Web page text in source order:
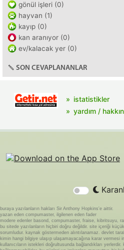
gönül işleri (0)
hayvan (1)
kayıp (0)
kan aranıyor (0)
ev/kalacak yer (0)
SON CEVAPLANANLAR
istatistikler
yardım /
buraya yazılanların hakları Sir Anthony Hopkins'e aittir.
yazan eden compumaster, ilgilenen eden fader
modere edenler basond, compumaster, fraise, kibritsuyu,
bu sitede yazılanların hiçbiri doğru değildir. site içeriği
sorumludur. kaynak göstermeden alıntılanamaz. devlet
kimin hangi bilgiye ulaşıp ulaşamayacağına karar vermesi
kullanıcıların istekleri doğrultusunda bağlandıkları